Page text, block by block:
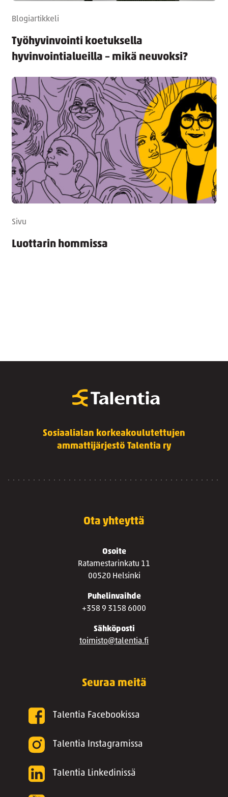
Blogiartikkeli
Työhyvinvointi koetuksella
hyvinvointialueilla – mikä neuvoksi?
Sivu
Luottarin hommissa
Sosiaalialan korkeakoulutettujen
ammattijärjestö Talentia ry
Ota yhteyttä
Osoite
Ratamestarinkatu 11
00520 Helsinki
Puhelinvaihde
+358 9 3158 6000
Sähköposti
toimisto@talentia.fi
Seuraa meitä
Talentia Facebookissa
Talentia Instagramissa
Talentia Linkedinissä